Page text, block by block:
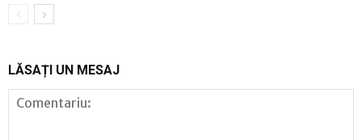
LĂSAȚI UN MESAJ